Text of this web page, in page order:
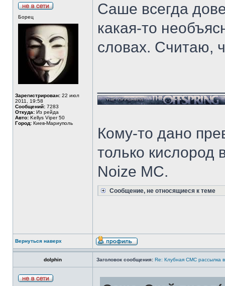
Борец
Зарегистрирован: 22 июл
2011, 19:58
Сообщений: 7283
Откуда: Из рейда
Авто: Kellys Viper 50
Город: Киев-Мариуполь
Саше всегда
какая-то
словах. Считаю,
Кому-то дано
только кислород
Noize MC.
Сообщение, не относящиеся к теме
Вернуться наверх
dolphin Заголовок сообщения: Re: Клубная СМС рассылка